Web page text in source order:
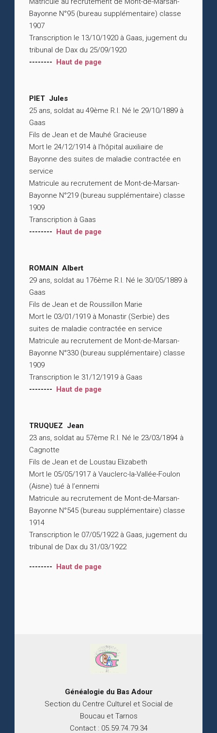
Généalogie du BasAdour
Section du Centre Culturel et Social de
Boucau et Tarnos
Contact : 05.59.74.79.34
Bayonne N°95 (bureau supplémentaire) classe
1907
Transcription le 13/10/1920 à Gaas, jugement du
tribunal de Dax du 25/09/1920
-------- Haut de page
PIET Jules
25 ans, soldat au 49ème R.I. Né le 29/10/1889 à
Gaas
Fils de Jean et de Mauhé Gracieuse
Mort le 24/12/1914 à l’hôpital auxiliaire de
Bayonne des suites de maladie contractée en
service
Matricule au recrutement de Mont-de-Marsan-
Bayonne N°219 (bureau supplémentaire) classe
1909
Transcription à Gaas
-------- Haut de page
ROMAIN Albert
29 ans, soldat au 176ème R.I. Né le 30/05/1889 à
Gaas
Fils de Jean et de Roussillon Marie
Mort le 03/01/1919 à Monastir (Serbie) des
suites de maladie contractée en service
Matricule au recrutement de Mont-de-Marsan-
Bayonne N°330 (bureau supplémentaire) classe
1909
Transcription le 31/12/1919 à Gaas
-------- Haut de page
TRUQUEZ Jean
23 ans, soldat au 57ème R.I. Né le 23/03/1894 à
Cagnotte
Fils de Jean et de Loustau Elizabeth
Mort le 05/05/1917 à Vauclerc-la-Vallée-Foulon
(Aisne) tué à l’ennemi
Matricule au recrutement de Mont-de-Marsan-
Bayonne N°545 (bureau supplémentaire) classe
1914
Transcription le 07/05/1922 à Gaas, jugement du
tribunal de Dax du 31/03/1922
-------- Haut de page